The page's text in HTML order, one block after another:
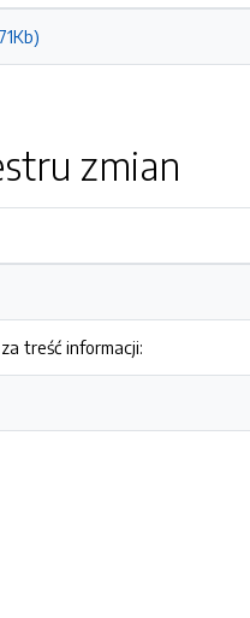
zmian
treść informacji: